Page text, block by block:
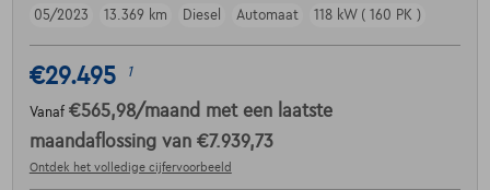
05/2023
13.369 km Diesel Automaat 118 kW ( 160 PK )
€29.495 1
Vanaf €565,98/maand met een laatste
maandaflossing van €7.939,73
Ontdek het volledige cijfervoorbeeld